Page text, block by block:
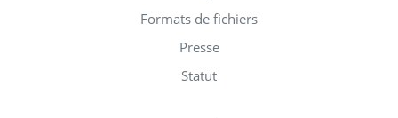
Formats de fichiers
Presse
Statut